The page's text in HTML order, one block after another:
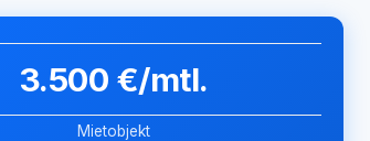
3.500 €/mtl.
Mietobjekt